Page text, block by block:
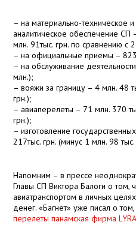
– на материально-техническое
аналитическое обеспечение СП
млн. 91тыс. грн. по сравнению с
– на официальные приемы – 823
– на обслуживание
млн.);
– вояжи за границу – 4 млн. 48
грн.);
– авиаперелеты – 71 млн. 370
грн.);
– изготовление
217тыс. грн. (минус 1 млн. 98 тыс.
Напомним – в прессе
Главы СП Виктора Балоги о том,
авиатранспортом в личных
денег. «Багнет» уже писал о
перелеты панамская фирма LYRA